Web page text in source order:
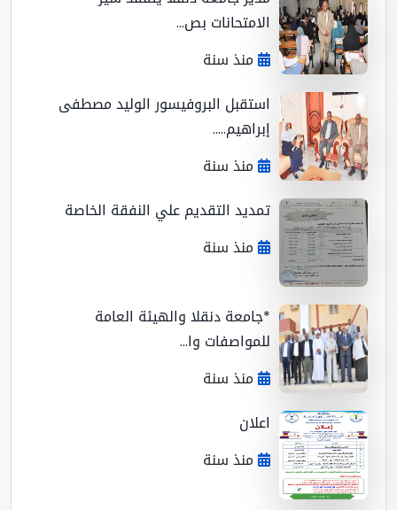
الامتحانات بص...
منذ سنة
استقبل البروفيسور الوليد مصطفى
إبراهيم.....
منذ سنة
تمديد التقديم علي النفقة الخاصة
منذ سنة
*جامعة دنقلا والهيئة العامة
للمواصفات وا...
منذ سنة
اعلان
منذ سنة